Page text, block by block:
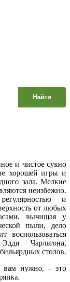
Найти
и чистое сукно
хорошей игры и
зала. Мелкие
неизбежно.
и
от любых
вычищая у
пыли, дело
воспользоваться
Чарльтона,
столов.
вам нужно, – это